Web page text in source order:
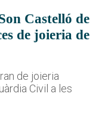
Castelló de
de joieria de
de joieria
Civil a les